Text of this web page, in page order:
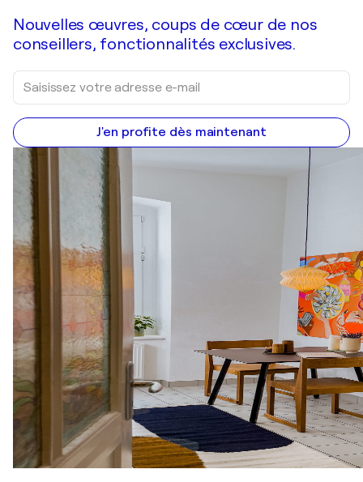
Nouvelles œuvres, coups de cœur de nos
conseillers, fonctionnalités exclusives.
J'en profite dès maintenant